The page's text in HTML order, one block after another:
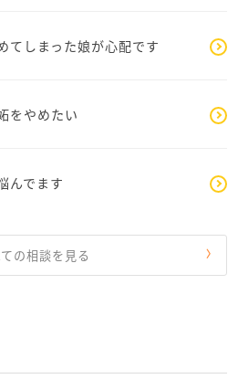
てしまった娘が心配です
をやめたい
んでます
の相談を見る